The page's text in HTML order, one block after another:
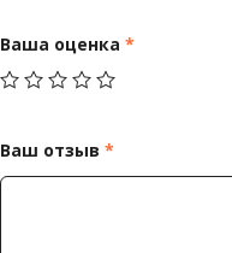
Ваша оценка *
Ваш отзыв *